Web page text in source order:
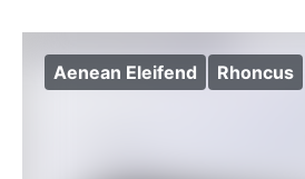
Aenean Eleifend Rhoncus